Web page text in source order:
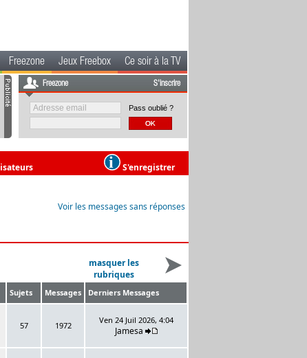
Freezone Jeux Freebox Ce soir à la TV
Freezone S'inscrire
Pass oublié ?
S'enregistrer
Voir les messages sans réponses
masquer les
rubriques
Sujets Messages Derniers Messages
57 1972
Ven 24 Juil 2026, 4:04
Jamesa